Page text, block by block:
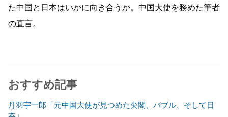
た中国と日本はいかに向き合うか。中国大使を務めた筆者
の直言。
おすすめ記事
丹羽宇一郎「元中国大使が見つめた尖閣、バブル、そして日